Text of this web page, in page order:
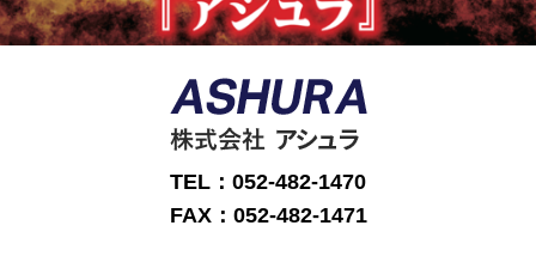
TEL：052-482-1470
FAX：052-482-1471